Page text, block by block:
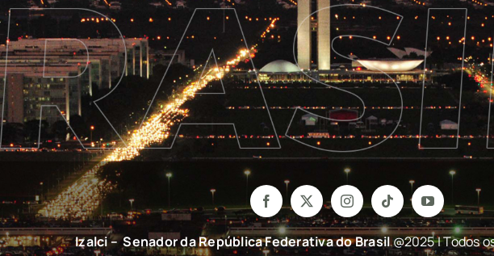
Izalci – Senador da República Federativa do Brasil@2025 | Todos